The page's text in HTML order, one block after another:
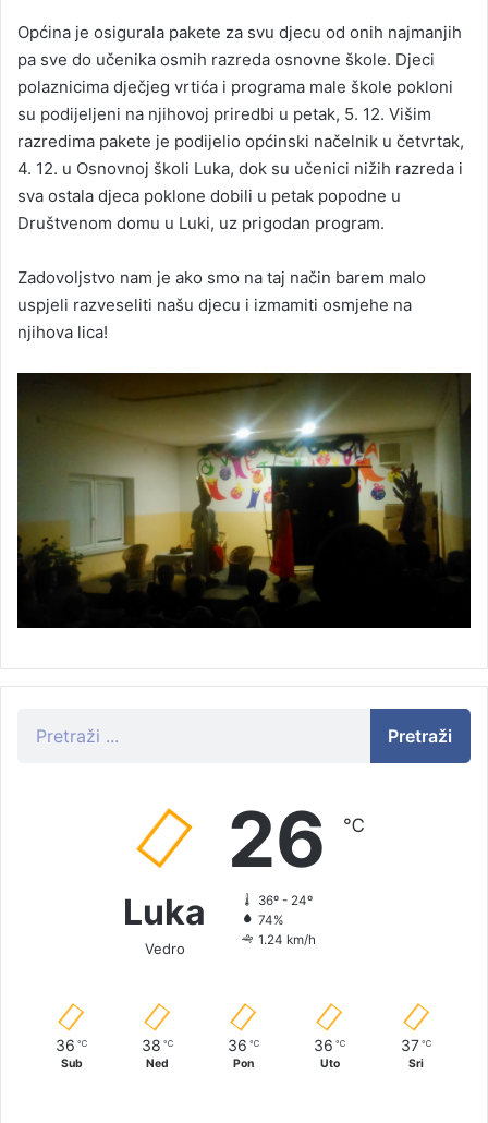
Općina je osigurala pakete za svu djecu od onih najmanjih
pa sve do učenika osmih razreda osnovne škole. Djeci
polaznicima dječjeg vrtića i programa male škole pokloni
su podijeljeni na njihovoj priredbi u petak, 5. 12. Višim
razredima pakete je podijelio općinski načelnik u četvrtak,
4. 12. u Osnovnoj školi Luka, dok su učenici nižih razreda i
sva ostala djeca poklone dobili u petak popodne u
Društvenom domu u Luki, uz prigodan program.
Zadovoljstvo nam je ako smo na taj način barem malo
uspjeli razveseliti našu djecu i izmamiti osmjehe na
njihova lica!
Pretraži
Luka
Vedro
26 ℃
36º - 24º
74%
1.24 km/h
36 ℃
Sub
38 ℃
Ned
36 ℃
Pon
36 ℃
Uto
37 ℃
Sri